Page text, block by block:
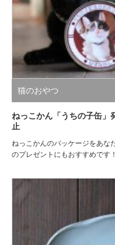
猫のおやつ
ねっこかん「うちの子缶
止
ねっこかんのパッケージをあな
のプレゼントにもおすすめです！